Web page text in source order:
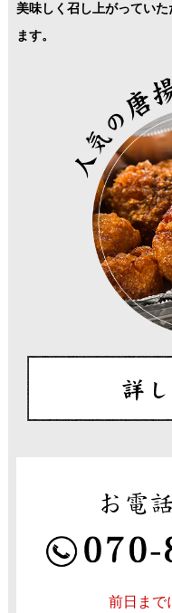
美味しく召し上がってい
ます。
前日まで